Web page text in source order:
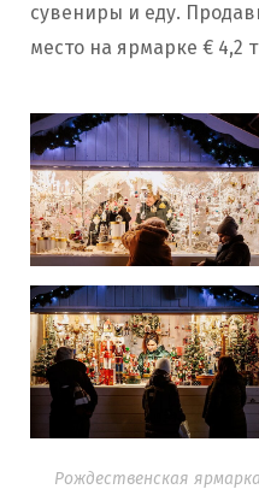
сувениры и еду.
место на ярмарке € 4,2
Рождественская